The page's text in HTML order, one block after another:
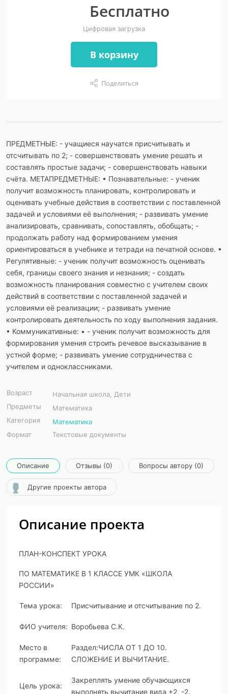
Бесплатно
Цифровая загрузка
В корзину
Поделиться
ПРЕДМЕТНЫЕ: - учащиеся научатся присчитывать и
отсчитывать по 2; - совершенствовать умение решать и
составлять простые задачи; - совершенствовать навыки
счёта. МЕТАПРЕДМЕТНЫЕ: • Познавательные: - ученик
получит возможность планировать, контролировать и
оценивать учебные действия в соответствии с поставленной
задачей и условиями её выполнения; - развивать умение
анализировать, сравнивать, сопоставлять, обобщать; -
продолжать работу над формированием умения
ориентироваться в учебнике и тетради на печатной основе. •
Регулятивные: - ученик получит возможность оценивать
себя, границы своего знания и незнания; - создать
возможность планирования совместно с учителем своих
действий в соответствии с поставленной задачей и
условиями её реализации; - развивать умение
контролировать деятельность по ходу выполнения задания.
• Коммуникативные: • - ученик получит возможность для
формирования умения строить речевое высказывание в
устной форме; - развивать умение сотрудничества с
учителем и одноклассниками.
Возраст
Начальная школа, Дети
Предметы
Математика
Категория
Математика
Формат
Текстовые документы
Описание Отзывы (0) Вопросы автору (0)
Другие проекты автора
Описание проекта
ПЛАН-КОНСПЕКТ УРОКА
ПО МАТЕМАТИКЕ В 1 КЛАССЕ УМК «ШКОЛА
РОССИИ»
Тема урока: Присчитывание и отсчитывание по 2.
ФИО учителя: Воробьева С.К.
Место в
программе:
Раздел:ЧИСЛА ОТ 1 ДО 10.
СЛОЖЕНИЕ И ВЫЧИТАНИЕ.
Цель урока:
Закреплять умение обучающихся
выполнять вычитание вида +2, -2.